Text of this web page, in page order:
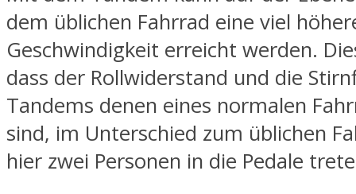
dem üblichen Fahrrad eine viel
Geschwindigkeit erreicht werden.
dass der Rollwiderstand und die
Tandems denen eines normalen
sind, im Unterschied zum üblichen
hier zwei Personen in die Pedale